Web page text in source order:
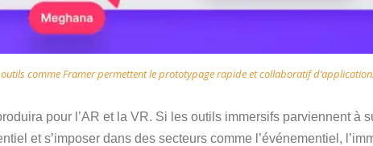
comme Framer permettent le prototypage rapide et collaboratif
pour l’AR et la VR. Si les outils immersifs parviennent à
et s’imposer dans des secteurs comme l’événementiel,